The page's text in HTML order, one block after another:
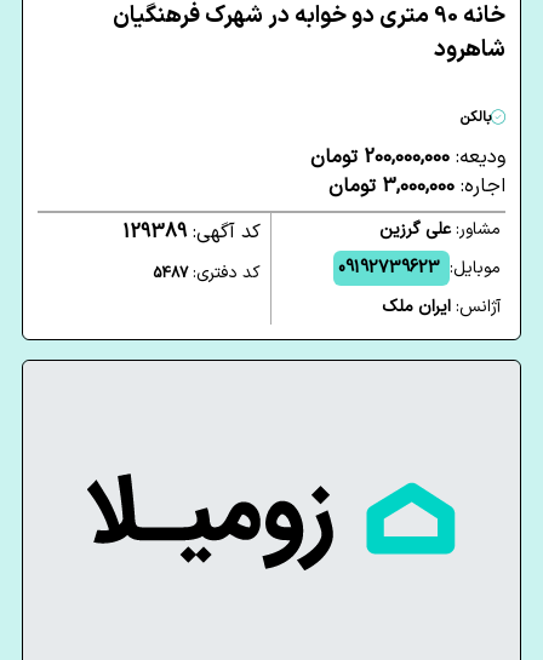
خانه 90 متری دو خوابه در شهرک فرهنگیان
شاهرود
بالکن
ودیعه: 200,000,000 تومان
اجاره: 3,000,000 تومان
مشاور:علی گرزین
موبایل: 09192739623
آژانس:ایران ملک
کد آگهی:129389
کد دفتری:5487